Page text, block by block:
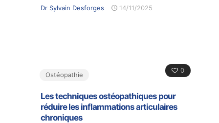
Dr Sylvain Desforges 14/11/2025
0
Ostéopathie
Les techniques ostéopathiques pour
réduire les inflammations articulaires
chroniques